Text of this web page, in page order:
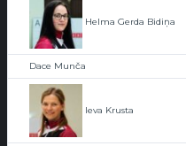
Helma Gerda Bidiņa
Dace Munča
Ieva Krusta